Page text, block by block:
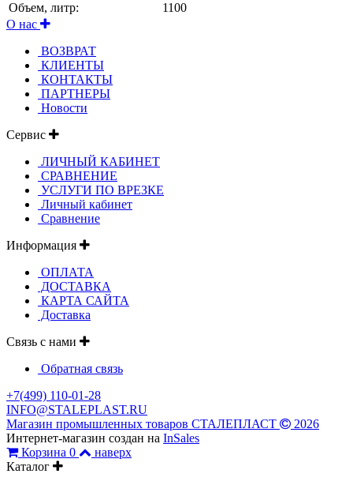
Объем, литр:
1100
О нас
ВОЗВРАТ
КЛИЕНТЫ
КОНТАКТЫ
ПАРТНЕРЫ
Новости
Сервис
ЛИЧНЫЙ КАБИНЕТ
СРАВНЕНИЕ
УСЛУГИ ПО ВРЕЗКЕ
Личный кабинет
Сравнение
Информация
ОПЛАТА
ДОСТАВКА
КАРТА САЙТА
Доставка
Связь с нами
Обратная связь
+7(499) 110-01-28
INFO@STALEPLAST.RU
Магазин промышленных товаров СТАЛЕПЛАСТ
2026
Интернет-магазин создан на InSales
Корзина 0
наверх
Каталог